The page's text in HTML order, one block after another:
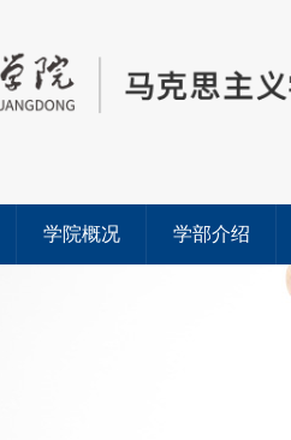
学院概况 学部介绍